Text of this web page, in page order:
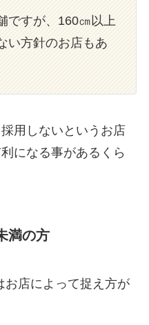
ですが、160㎝以上
い方針のお店もあ
用しないというお店
になる事があるくら
満の方
お店によって捉え方が